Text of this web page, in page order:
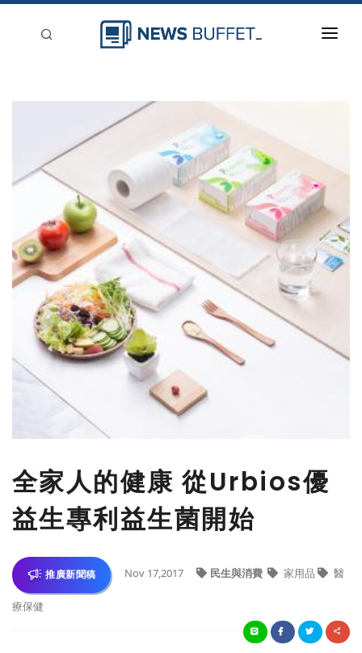
刊登
全家人的健康 從Urbios優
益生專利益生菌開始
推廣新聞稿 Nov 17,2017 民生與消費 家用品 醫
療保健